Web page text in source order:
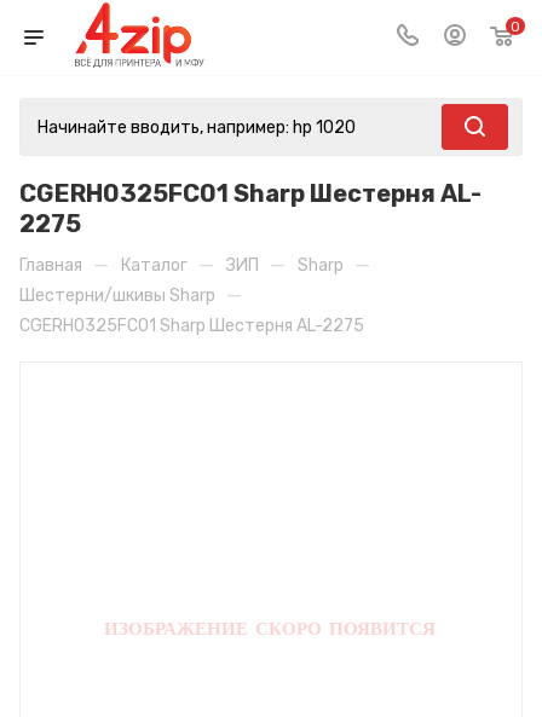
0
CGERH0325FC01 Sharp Шестерня AL-
2275
Главная — Каталог — ЗИП — Sharp —
Шестерни/шкивы Sharp —
CGERH0325FC01 Sharp Шестерня AL-2275